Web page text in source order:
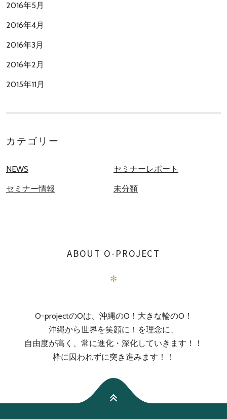
2016年5月
2016年4月
2016年3月
2016年2月
2015年11月
カテゴリー
NEWS セミナーレポート
セミナー情報 未分類
ABOUT O-PROJECT
✻
O-projectのOは、沖縄のO！大きな輪のO！
沖縄から世界を笑顔に！を理念に、
自由度が高く、常に進化・深化していきます！！
枠に囚われずに突き進みます！！